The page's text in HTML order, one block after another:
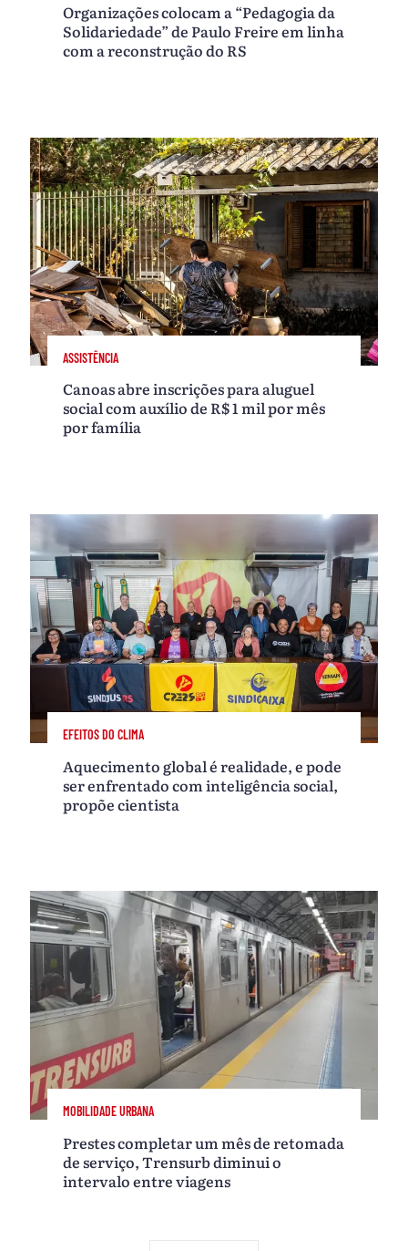
Organizações colocam a “Pedagogia da
Solidariedade” de Paulo Freire em linha
com a reconstrução do RS
ASSISTÊNCIA
Canoas abre inscrições para aluguel
social com auxílio de R$ 1 mil por mês
por família
EFEITOS DO CLIMA
Aquecimento global é realidade, e pode
ser enfrentado com inteligência social,
propõe cientista
MOBILIDADE URBANA
Prestes completar um mês de retomada
de serviço, Trensurb diminui o
intervalo entre viagens